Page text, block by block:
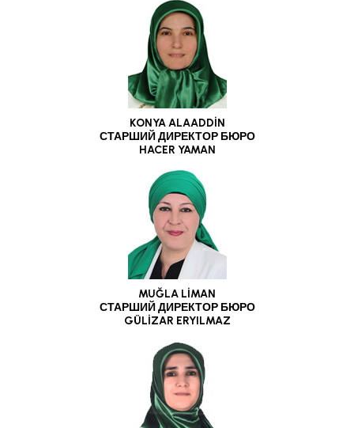
KONYA ALAADDİN
СТАРШИЙ ДИРЕКТОР БЮРО
HACER YAMAN
MUĞLA LİMAN
СТАРШИЙ ДИРЕКТОР БЮРО
GÜLİZAR ERYILMAZ